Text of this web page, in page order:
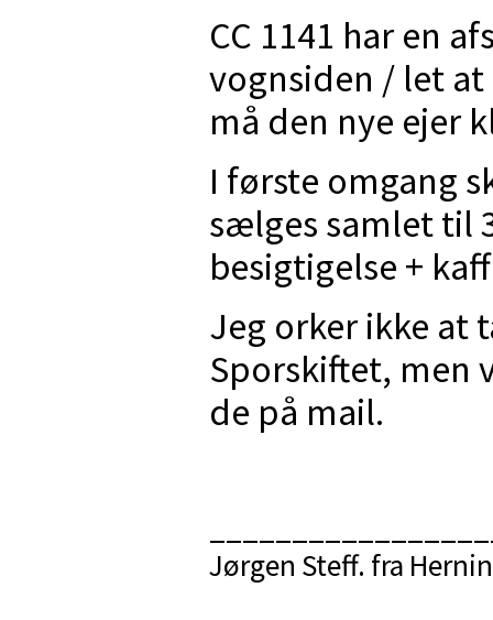
CC 1141 har en
vognsiden / let
må den nye ejer
I første omgang
sælges samlet til
besigtigelse +
Jeg orker ikke at
Sporskiftet, men
de på mail.
Jørgen Steff. fra